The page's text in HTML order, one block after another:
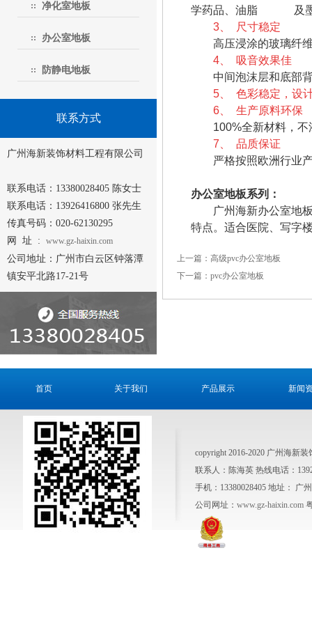
净化室地板
办公室地板
防静电地板
联系方式
广州海新装饰材料工程有限公司
联系电话：13380028405 陈女士
联系电话：13926416800 张先生
传真号码：020-62130295
网 址 : www.gz-haixin.com
公司地址：广州市白云区钟落潭
镇安平北路17-21号
学药品、油脂 及墨
3、
尺寸稳定
高压浸涂的玻璃纤维
4、
吸音效果佳
中间泡沫层和底部背
5、
色彩稳定，设
6、
生产原料环保
100%全新材料，不添
7、
品质保证
严格按照欧洲行业产
办公室地板系列：
广州海新办公室地板
特点。适合医院、写字
上一篇：高级pvc办公室地板
下一篇：pvc办公室地板
首页 关于我们 产品展示 新闻
copyright 2016-2020 广州海新
联系人：陈海英 热线电话：
手机：13380028405 地址： 广
公司网址： www.gz-haixin.com